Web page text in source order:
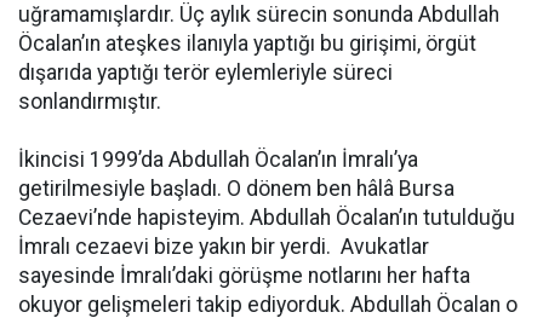
uğramamışlardır. Üç aylık sürecin sonunda Abdullah
Öcalan’ın ateşkes ilanıyla yaptığı bu girişimi, örgüt
dışarıda yaptığı terör eylemleriyle süreci
sonlandırmıştır.
İkincisi 1999’da Abdullah Öcalan’ın İmralı’ya
getirilmesiyle başladı. O dönem ben hâlâ Bursa
Cezaevi’nde hapisteyim. Abdullah Öcalan’ın tutulduğu
İmralı cezaevi bize yakın bir yerdi. Avukatlar
sayesinde İmralı’daki görüşme notlarını her hafta
okuyor gelişmeleri takip ediyorduk. Abdullah Öcalan o